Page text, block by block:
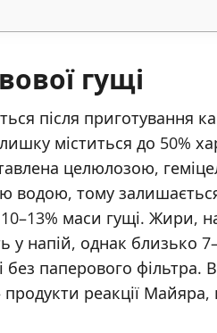
гущі
після приготування
міститься до 50%
целюлозою,
водою, тому
маси гущі. Жири,
у напій, однак близько
паперового фільтра.
реакції